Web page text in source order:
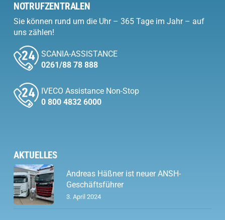
NOTRUFZENTRALEN
Sie können rund um die Uhr – 365 Tage im Jahr – auf
uns zählen!
SCANIA-ASSISTANCE
0261/88 78 888
IVECO Assistance Non-Stop
0 800 4832 6000
AKTUELLES
Andreas Häßner ist neuer ANSH-
Geschäftsführer
3. April 2024